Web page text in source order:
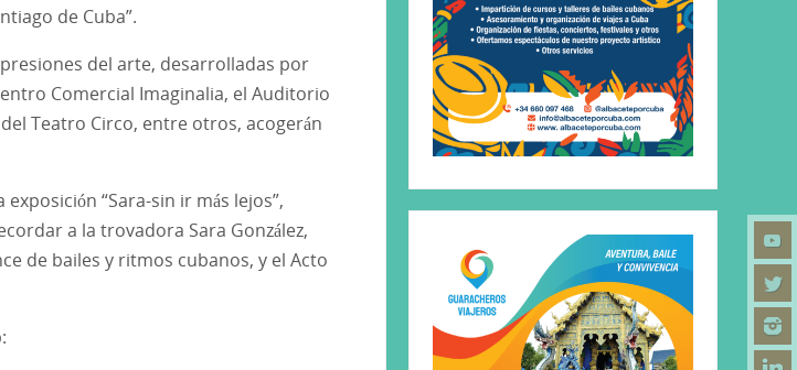
de Cuba”.
del arte, desarrolladas por
Comercial Imaginalia, el Auditorio
Teatro Circo, entre otros, acogerán
“Sara-sin ir más lejos”,
a la trovadora Sara González,
de bailes y ritmos cubanos, y el Acto